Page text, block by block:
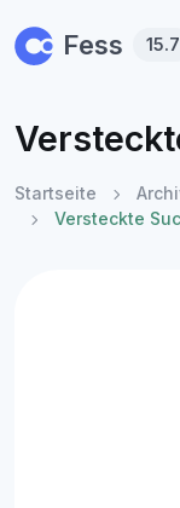
Fess 15.7
Startseite
Versteckte